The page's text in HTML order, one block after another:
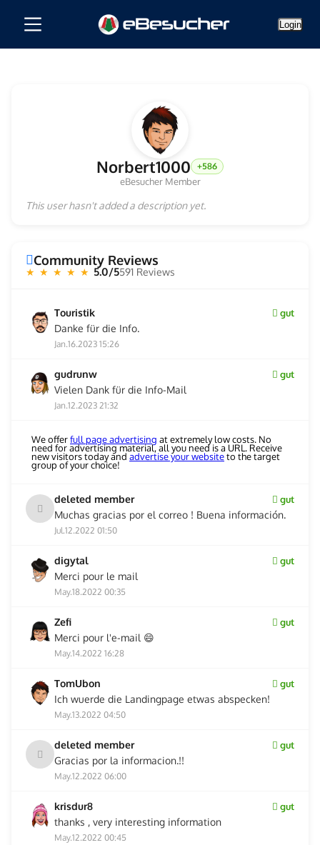
Login
Norbert1000 +586
eBesucher Member
This user hasn't added a description yet.
Community Reviews
★ ★ ★ ★ ★ 5.0/5591 Reviews
Touristik gut
Danke für die Info.
Jan.16.2023 15:26
gudrunw gut
Vielen Dank für die Info-Mail
Jan.12.2023 21:32
We offerfull page advertising at extremely low costs. No
need for advertising material, all you need is a URL. Receive
new visitors today and advertise your websiteto the target
group of your choice!
deleted member gut
Muchas gracias por el correo ! Buena información.
Jul.12.2022 01:50
digytal gut
Merci pour le mail
May.18.2022 00:35
Zefi gut
Merci pour l'e-mail 😄
May.14.2022 16:28
TomUbon gut
Ich wuerde die Landingpage etwas abspecken!
May.13.2022 04:50
deleted member gut
Gracias por la informacion.!!
May.12.2022 06:00
krisdur8 gut
thanks , very interesting information
May.12.2022 00:45